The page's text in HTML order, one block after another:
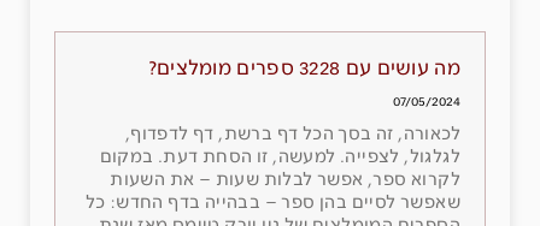
מה עושים עם 3228 ספרים מומלצים?
07/05/2024
לכאורה, זה בסך הכל דף ברשת, דף לדפדוף,
לגלגול, לצפייה. למעשה, זו הסחת דעת. במקום
לקרוא ספר, אפשר לבלות שעות – את השעות
שאפשר לסיים בהן ספר – בבהייה בדף החדש: כל